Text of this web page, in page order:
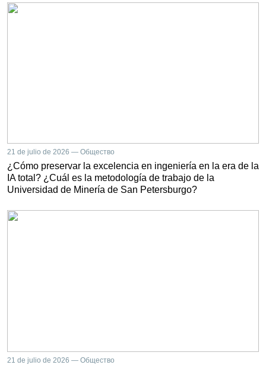
21 de julio de 2026 — Общество
¿Cómo preservar la excelencia en ingeniería en la era de la
IA total? ¿Cuál es la metodología de trabajo de la
Universidad de Minería de San Petersburgo?
21 de julio de 2026 — Общество